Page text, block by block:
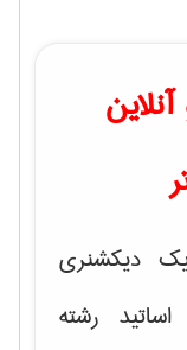
دیکشنری
رشته